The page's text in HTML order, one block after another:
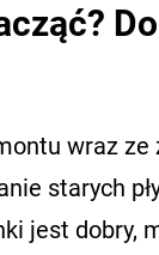
wraz ze
starych
jest dobry,